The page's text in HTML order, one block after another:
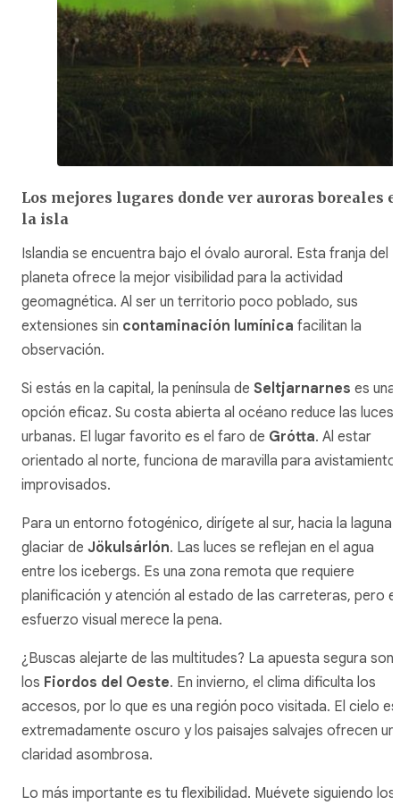
Los mejores lugares donde ver auroras boreales
la isla
Islandia se encuentra bajo el óvalo auroral. Esta franja del
planeta ofrece la mejor visibilidad para la actividad
geomagnética. Al ser un territorio poco poblado, sus
extensiones sin contaminación lumínica facilitan la
observación.
Si estás en la capital, la península de Seltjarnarnes es una
opción eficaz. Su costa abierta al océano reduce las luces
urbanas. El lugar favorito es el faro de Grótta. Al estar
orientado al norte, funciona de maravilla para
improvisados.
Para un entorno fotogénico, dirígete al sur, hacia la laguna
glaciar de Jökulsárlón. Las luces se reflejan en el agua
entre los icebergs. Es una zona remota que requiere
planificación y atención al estado de las carreteras, pero el
esfuerzo visual merece la pena.
¿Buscas alejarte de las multitudes? La apuesta segura son
los Fiordos del Oeste. En invierno, el clima dificulta los
accesos, por lo que es una región poco visitada. El cielo es
extremadamente oscuro y los paisajes salvajes ofrecen
claridad asombrosa.
Lo más importante es tu flexibilidad. Muévete siguiendo los